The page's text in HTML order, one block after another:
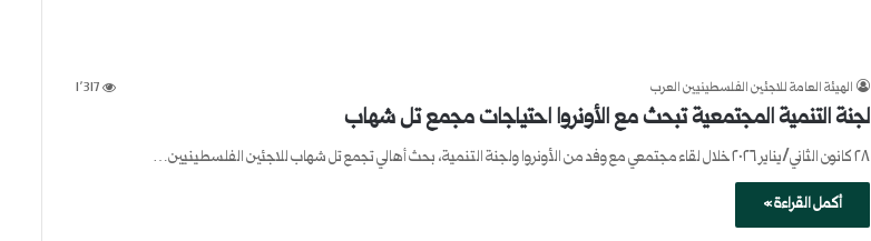
الهيئة العامة للاجئين الفلسطينيين العرب 1٬317
لجنة التنمية المجتمعية تبحث مع الأونروا احتياجات مجمع تل شهاب
٢٨ كانون الثاني/يناير ٢٠٢٦ خلال لقاء مجتمعي مع وفد من الأونروا ولجنة التنمية، بحث أهالي تجمع تل شهاب للاجئين الفلسطينيين…
أكمل القراءة »